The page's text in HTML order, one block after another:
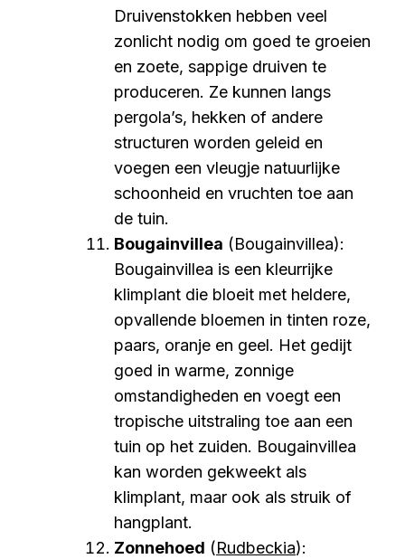
Druivenstokken hebben veel
zonlicht nodig om goed te groeien
en zoete, sappige druiven te
produceren. Ze kunnen langs
pergola’s, hekken of andere
structuren worden geleid en
voegen een vleugje natuurlijke
schoonheid en vruchten toe aan
de tuin.
Bougainvillea (Bougainvillea):
Bougainvillea is een kleurrijke
klimplant die bloeit met heldere,
opvallende bloemen in tinten roze,
paars, oranje en geel. Het gedijt
goed in warme, zonnige
omstandigheden en voegt een
tropische uitstraling toe aan een
tuin op het zuiden. Bougainvillea
kan worden gekweekt als
klimplant, maar ook als struik of
hangplant.
Zonnehoed (Rudbeckia):